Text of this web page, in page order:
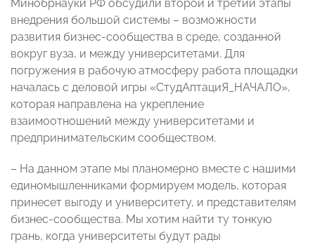
Минобрнауки РФ обсудили второй и третий этапы
внедрения большой системы – возможности
развития бизнес-сообщества в среде, созданной
вокруг вуза, и между университетами. Для
погружения в рабочую атмосферу работа площадки
началась с деловой игры «СтудАптациЯ_НАЧАЛО»,
которая направлена на укрепление
взаимоотношений между университетами и
предпринимательским сообществом.
– На данном этапе мы планомерно вместе с нашими
единомышленниками формируем модель, которая
принесет выгоду и университету, и представителям
бизнес-сообщества. Мы хотим найти ту тонкую
грань, когда университеты будут рады